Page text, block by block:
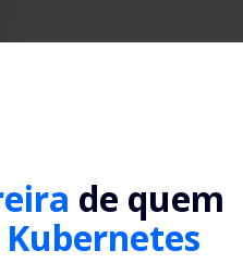
de quem
Kubernetes